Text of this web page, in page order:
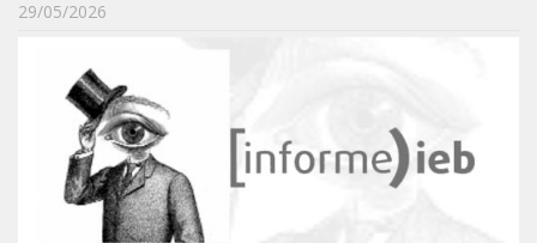
IEBinário
IEB Minecraft
Hackathon e Edit-a-thon
Xilogoritmo
Slam de Corda
Wikimedia e Wikidata
29/05/2026